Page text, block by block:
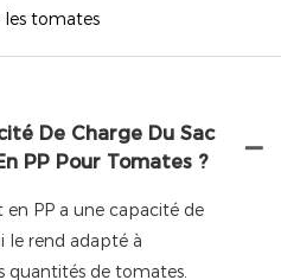
tomates
De Charge Du Sac
PP Pour Tomates ?
en PP a une capacité de
le rend adapté à
quantités de tomates.